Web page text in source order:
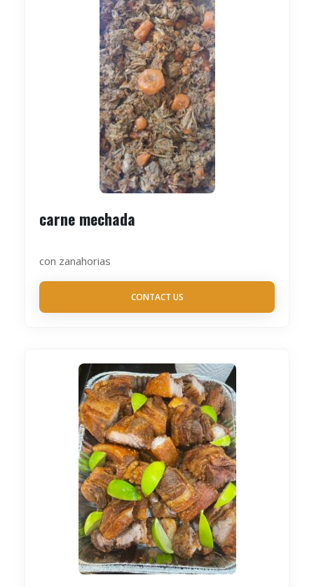
carne mechada
con zanahorias
CONTACT US